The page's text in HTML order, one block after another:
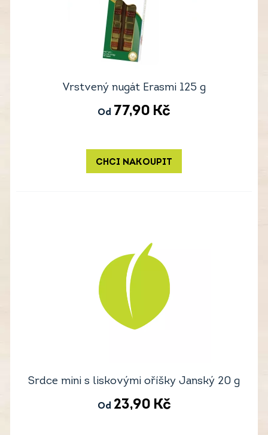
Vrstvený nugát Erasmi 125 g
Od 77,90 Kč
CHCI NAKOUPIT
Srdce mini s liskovými oříšky Janský 20 g
Od 23,90 Kč